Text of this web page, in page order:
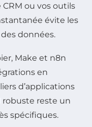
CRM ou vos outils
évite les
données.
Make et n8n
en
d’applications
robuste reste un
spécifiques.